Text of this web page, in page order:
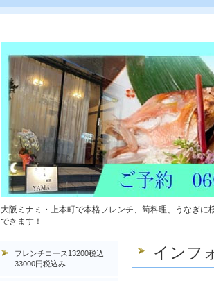
大阪ミナミ・上本町で本格フレンチ、筍料理、うなぎ
できます！
インフ
フレンチコース13200税込
33000円税込み